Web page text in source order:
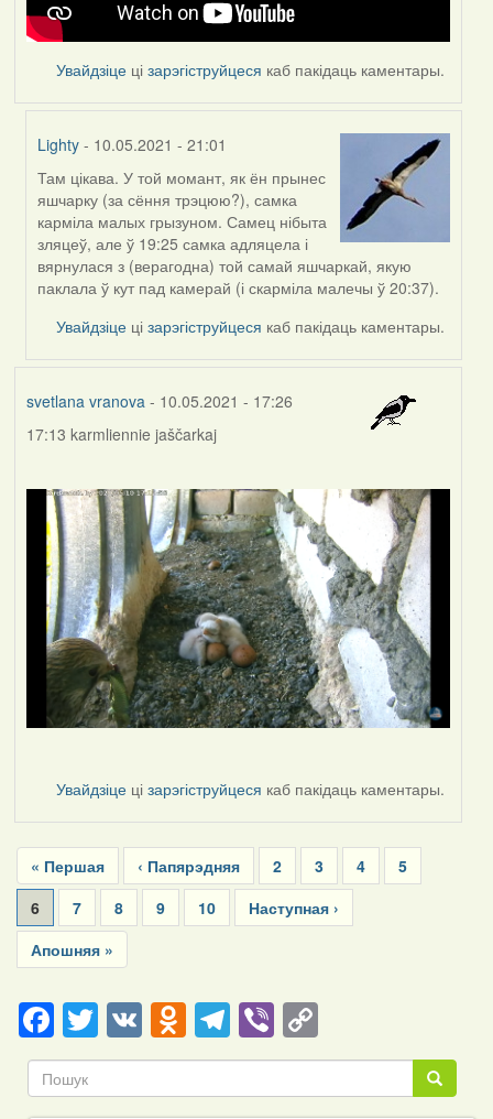
Увайдзіце цізарэгіструйцеся каб пакідаць каментары.
Lighty - 10.05.2021 - 21:01
In
reply
to
by
Feather
Там цікава. У той момант, як ён прынес
яшчарку (за сёння трэцюю?), самка
карміла малых грызуном. Самец нібыта
зляцеў, але ў 19:25 самка адляцела і
вярнулася з (верагодна) той самай яшчаркай, якую
паклала ў кут пад камерай (і скарміла малечы ў 20:37).
Увайдзіце цізарэгіструйцеся каб пакідаць каментары.
svetlana vranova- 10.05.2021 - 17:26
17:13 karmliennie jaščarkaj
Увайдзіце цізарэгіструйцеся каб пакідаць каментары.
Pagination
First
page
« Першая
Previous
page
‹ Папярэдняя Page
2 Page
3 Page
4 Page
5
Current
page
6 Page
7 Page
8 Page
9 Page
10
Next
page
Наступная ›
Last
page
Апошняя »
Facebook
Twitter
VKOdnoklassniki
Telegram
ViberCopy
Link Пошук
Пошук